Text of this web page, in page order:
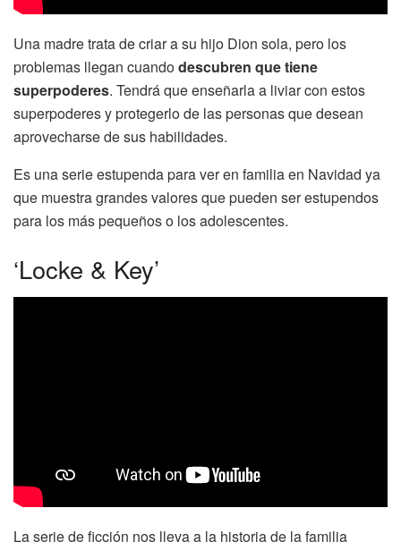
Una madre trata de criar a su hijo Dion sola, pero los
problemas llegan cuandodescubren que tiene
superpoderes. Tendrá que enseñarla a liviar con estos
superpoderes y protegerlo de las personas que desean
aprovecharse de sus habilidades.
Es una serie estupenda para ver en familia en Navidad ya
que muestra grandes valores que pueden ser estupendos
para los más pequeños o los adolescentes.
‘Locke & Key’
La serie de ficción nos lleva a la historia de la familia